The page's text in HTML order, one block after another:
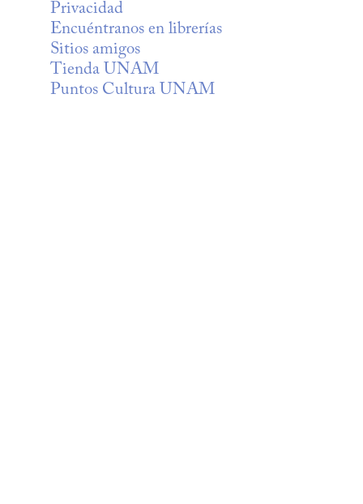
Privacidad
Encuéntranos en librerías
Sitios amigos
Tienda UNAM
Puntos Cultura UNAM